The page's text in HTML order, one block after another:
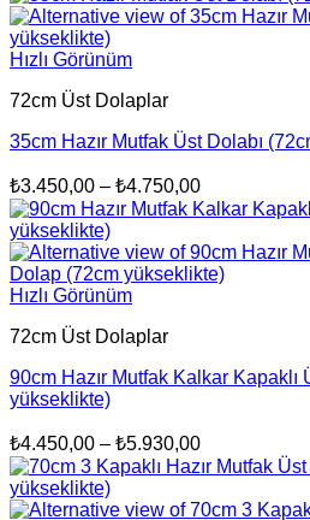
₺4.290,00
Hızlı Görünüm
72cm Üst Dolaplar
35cm Hazır Mutfak Üst Dolabı
₺3.450,00 – ₺4.750,00Fiyat
aralığı:
-
₺4.750,00
Hızlı Görünüm
72cm Üst Dolaplar
90cm Hazır Mutfak Kalkar Kapaklı
yükseklikte)
₺4.450,00 – ₺5.930,00Fiyat
aralığı:
-